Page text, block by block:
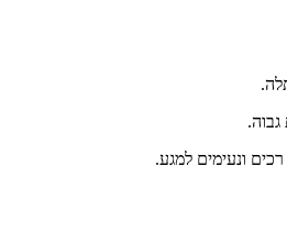
גבוה.
ונעימים למגע.